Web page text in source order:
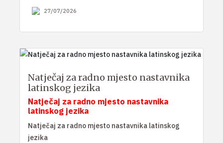
27/07/2026
Natječaj za radno mjesto nastavnika
latinskog jezika
Natječaj za radno mjesto nastavnika
latinskog jezika
Natječaj za radno mjesto nastavnika latinskog
jezika